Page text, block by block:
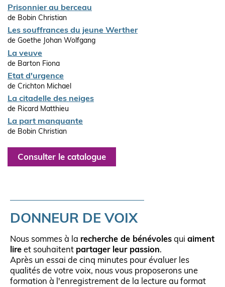
Prisonnier au berceau
de Bobin Christian
Les souffrances du jeune Werther
de Goethe Johan Wolfgang
La veuve
de Barton Fiona
Etat d'urgence
de Crichton Michael
La citadelle des neiges
de Ricard Matthieu
La part manquante
de Bobin Christian
Consulter le catalogue
DONNEUR DE VOIX
Nous sommes à la recherche de bénévoles qui aiment
lire et souhaitent partager leur passion.
Après un essai de cinq minutes pour évaluer les
qualités de votre voix, nous vous proposerons une
formation à l'enregistrement de la lecture au format